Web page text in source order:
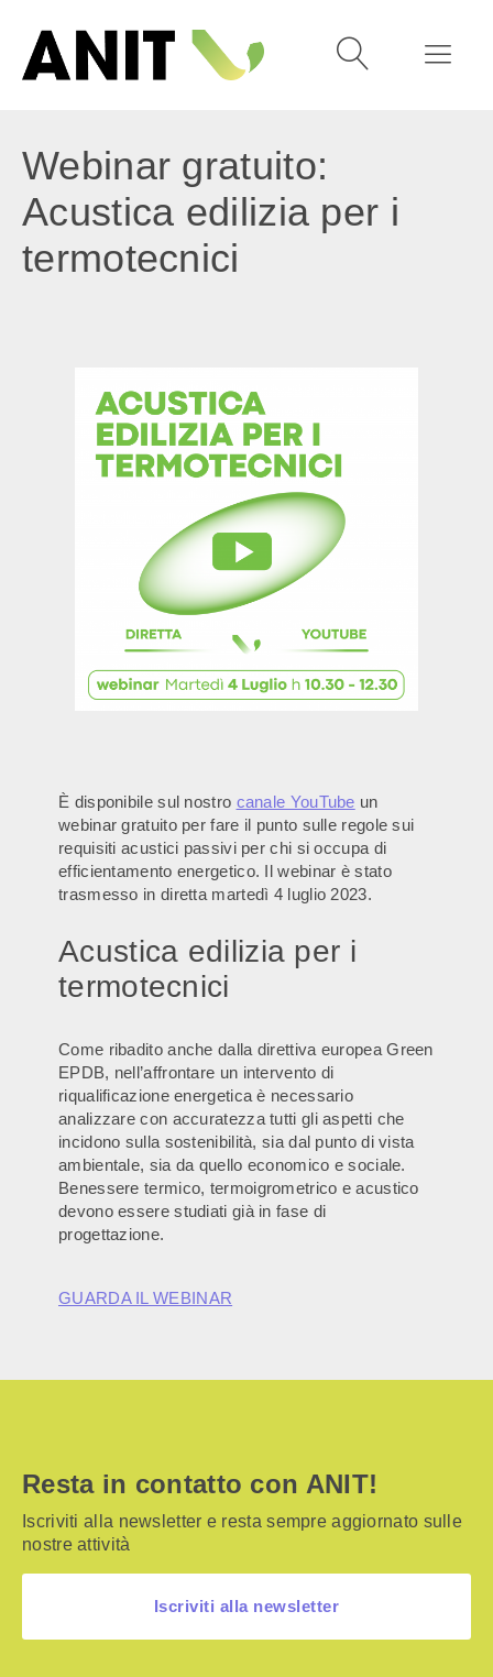
Webinar gratuito:
Acustica edilizia per i
termotecnici
È disponibile sul nostro canale YouTube un
webinar gratuito per fare il punto sulle regole sui
requisiti acustici passivi per chi si occupa di
efficientamento energetico. Il webinar è stato
trasmesso in diretta martedì 4 luglio 2023.
Acustica edilizia per i
termotecnici
Come ribadito anche dalla direttiva europea Green
EPDB, nell’affrontare un intervento di
riqualificazione energetica è necessario
analizzare con accuratezza tutti gli aspetti che
incidono sulla sostenibilità, sia dal punto di vista
ambientale, sia da quello economico e sociale.
Benessere termico, termoigrometrico e acustico
devono essere studiati già in fase di
progettazione.
GUARDA IL WEBINAR
Resta in contatto con ANIT!
Iscriviti alla newsletter e resta sempre aggiornato sulle
nostre attività
Iscriviti alla newsletter